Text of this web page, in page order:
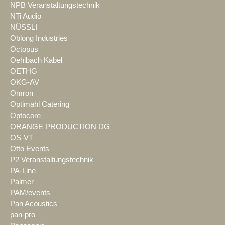
NPB Veranstaltungstechnik
NTi Audio
NÜSSLI
Oblong Industries
Octopus
Oehlbach Kabel
OETHG
OKG-AV
Omron
Optimahl Catering
Optocore
ORANGE PRODUCTION DG
OS-VT
Otto Events
P2 Veranstaltungstechnik
PA-Line
Palmer
PAM/events
Pan Acoustics
pan-pro